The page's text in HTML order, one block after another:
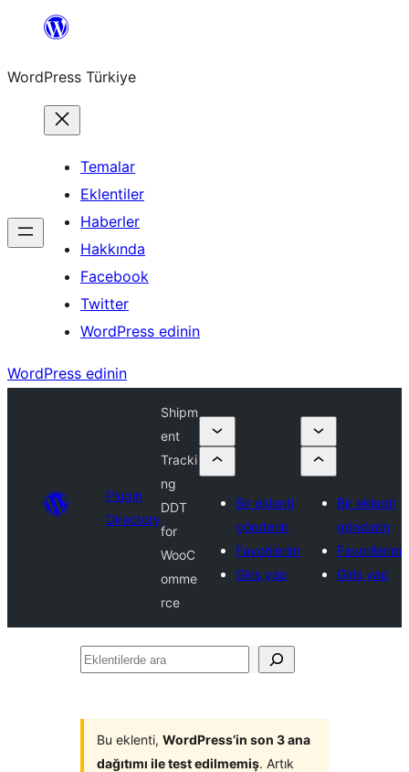
İçeriğe
WordPress Türkiye
Temalar
Eklentiler
Haberler
Hakkında
Facebook
Twitter
WordPress edinin
WordPress edinin
Plugin
Directory
Shipm
ent
Tracki
ng
DDT
for
WooC
omme
rce
Bir eklenti
gönderin
Favorilerim
Giriş yap
Bir eklenti
gönderin
Favorilerim
Giriş yap
Eklentilerde
Bu eklenti, WordPress’in son 3 ana
dağıtımı ile test edilmemiş. Artık